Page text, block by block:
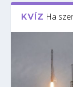
KVÍZ Ha